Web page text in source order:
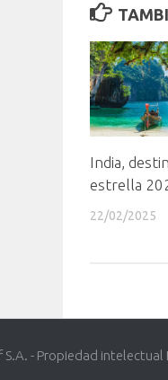
India,
estrella
22/02/2025
- Propiedad intelectual